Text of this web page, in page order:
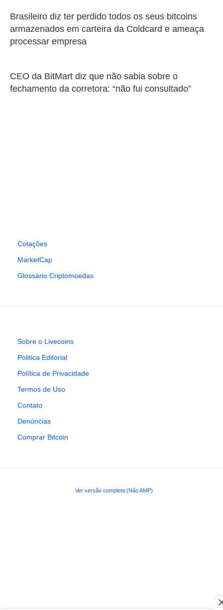
Brasileiro diz ter perdido todos os seus bitcoins
armazenados em carteira da Coldcard e ameaça
processar empresa
CEO da BitMart diz que não sabia sobre o
fechamento da corretora: “não fui consultado”
Cotações
MarketCap
Glossário Criptomoedas
Sobre o Livecoins
Politica Editorial
Política de Privacidade
Termos de Uso
Contato
Denúncias
Comprar Bitcoin
Ver versão completa (Não AMP)